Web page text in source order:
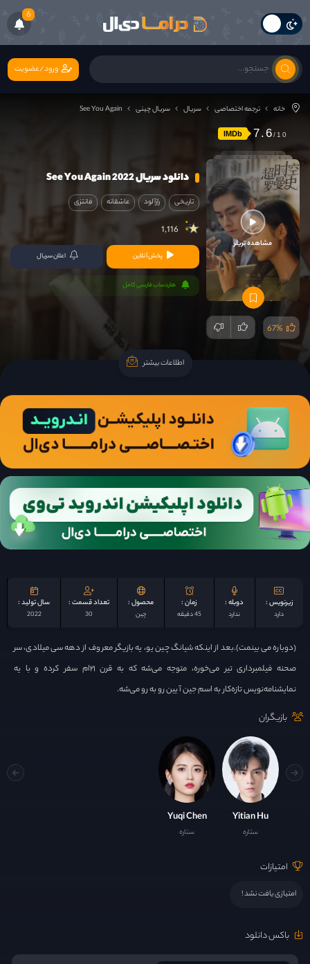
6
ورود/عضویت
خانه ترجمه اختصاصی سریال سریال چینی See You Again
IMDb 7.6
مشاهده تریلر
67%
دانلود سریال See You Again 2022
تاریخی رازآلود عاشقانه فانتزی
1,116
پخش آنلاین اعلان سریال
هاردساب فارسی کامل
اطلاعات بیشتر
زیرنویس :
دارد
دوبله :
ندارد
زمان :
45 دقیقه
محصول :
چين
تعداد قسمت :
30
سال تولید :
2022
(دوباره می بینمت).بعد از اینکه شیانگ چین یو، یه بازیگر معروف از دهه سی میلادی، سر
صحنه فیلمبرداری تیر می‌خوره، متوجه می‌شه که به قرن ۲۱ام سفر کرده‌ و با یه
نمایشنامه‌نویس تازه‌کار به اسم جین آ یین رو به رو می‌شه.
بازیگران
Yitian Hu
ستاره
Yuqi Chen
ستاره
امتیازات
امتیازی یافت نشد !
باکس دانلود